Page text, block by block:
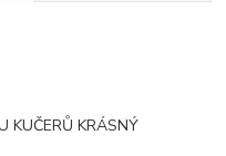
KUČERŮ KRÁSNÝ